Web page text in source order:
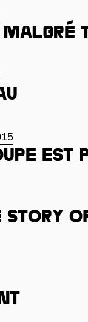
malgré
est
story